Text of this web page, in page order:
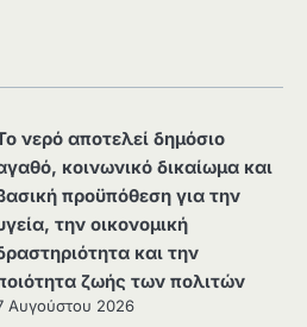
νερό αποτελεί δημόσιο
κοινωνικό δικαίωμα και
προϋπόθεση για την
την οικονομική
και την
ζωής των πολιτών
Αυγούστου 2026